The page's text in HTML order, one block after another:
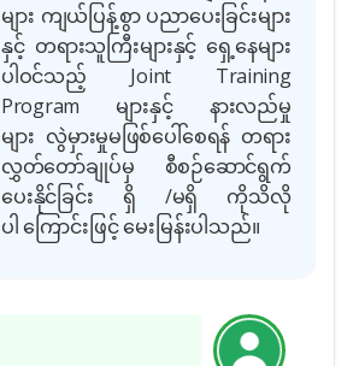
များ ကျယ်ပြန့်စွာ ပညာပေးခြင်းများ
နှင့် တရားသူကြီးများနှင့် ရှေ့နေများ
ပါဝင်သည့် Joint Training
Program များနှင့် နားလည်မှု
များ လွဲမှားမှုမဖြစ်ပေါ်စေရန် တရား
လွှတ်တော်ချုပ်မှ စီစဉ်ဆောင်ရွက်
ပေးနိုင်ခြင်း ရှိ /မရှိ ကိုသိလို
ပါ ကြောင်းဖြင့် မေးမြန်းပါသည်။